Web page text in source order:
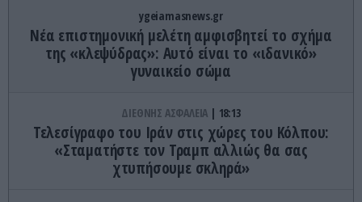
ygeiamasnews.gr
Νέα επιστημονική μελέτη αμφισβητεί το σχήμα
της «κλεψύδρας»: Αυτό είναι το «ιδανικό»
γυναικείο σώμα
ΔΙΕΘΝΗΣ ΑΣΦΑΛΕΙΑ 18:13
Τελεσίγραφο του Ιράν στις χώρες του Κόλπου:
«Σταματήστε τον Τραμπ αλλιώς θα σας
χτυπήσουμε σκληρά»